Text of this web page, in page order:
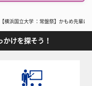
【横浜国立大学 ：常盤祭】かもめ先輩
けを探そう！